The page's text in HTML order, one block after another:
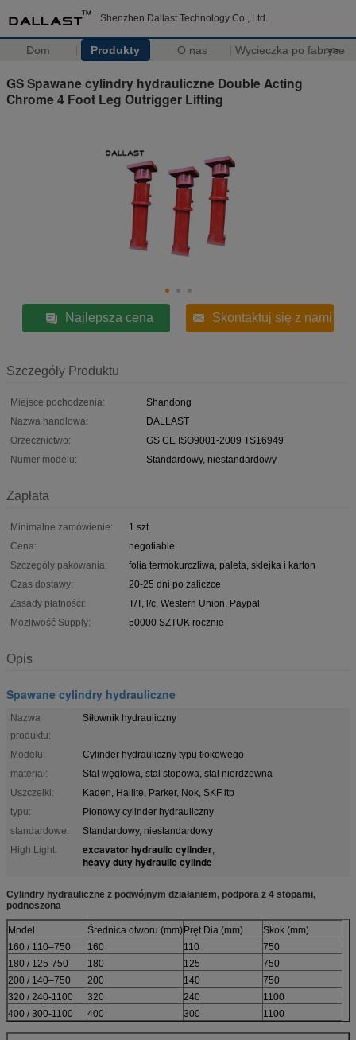
Shenzhen Dallast Technology Co., Ltd.
Dom Produkty O nas Wycieczka po fabryce
>>
GS Spawane cylindry hydrauliczne Double Acting
Chrome 4 Foot Leg Outrigger Lifting
Najlepsza cena Skontaktuj się z nami
Szczegóły Produktu
Miejsce pochodzenia:
Shandong
Nazwa handlowa:
DALLAST
Orzecznictwo:
GS CE ISO9001-2009 TS16949
Numer modelu:
Standardowy, niestandardowy
Zapłata
Minimalne zamówienie:
1 szt.
Cena:
negotiable
Szczegóły pakowania:
folia termokurczliwa, paleta, sklejka i karton
Czas dostawy:
20-25 dni po zaliczce
Zasady płatności:
T/T, l/c, Western Union, Paypal
Możliwość Supply:
50000 SZTUK rocznie
Opis
Spawane cylindry hydrauliczne
Nazwa
produktu:
Siłownik hydrauliczny
Modelu:
Cylinder hydrauliczny typu tłokowego
materiał:
Stal węglowa, stal stopowa, stal nierdzewna
Uszczelki:
Kaden, Hallite, Parker, Nok, SKF itp
typu:
Pionowy cylinder hydrauliczny
standardowe:
Standardowy, niestandardowy
High Light:
excavator hydraulic cylinder,
heavy duty hydraulic cylinde
Cylindry hydrauliczne z podwójnym działaniem, podpora z 4 stopami,
podnoszona
Model Średnica otworu (mm)Pręt Dia (mm)
Skok (mm)
160 / 110–750
160 110
750
180 / 125-750
180 125
750
200 / 140–750
200 140
750
320 / 240-1100
320 240
1100
400 / 300-1100
400 300 1100